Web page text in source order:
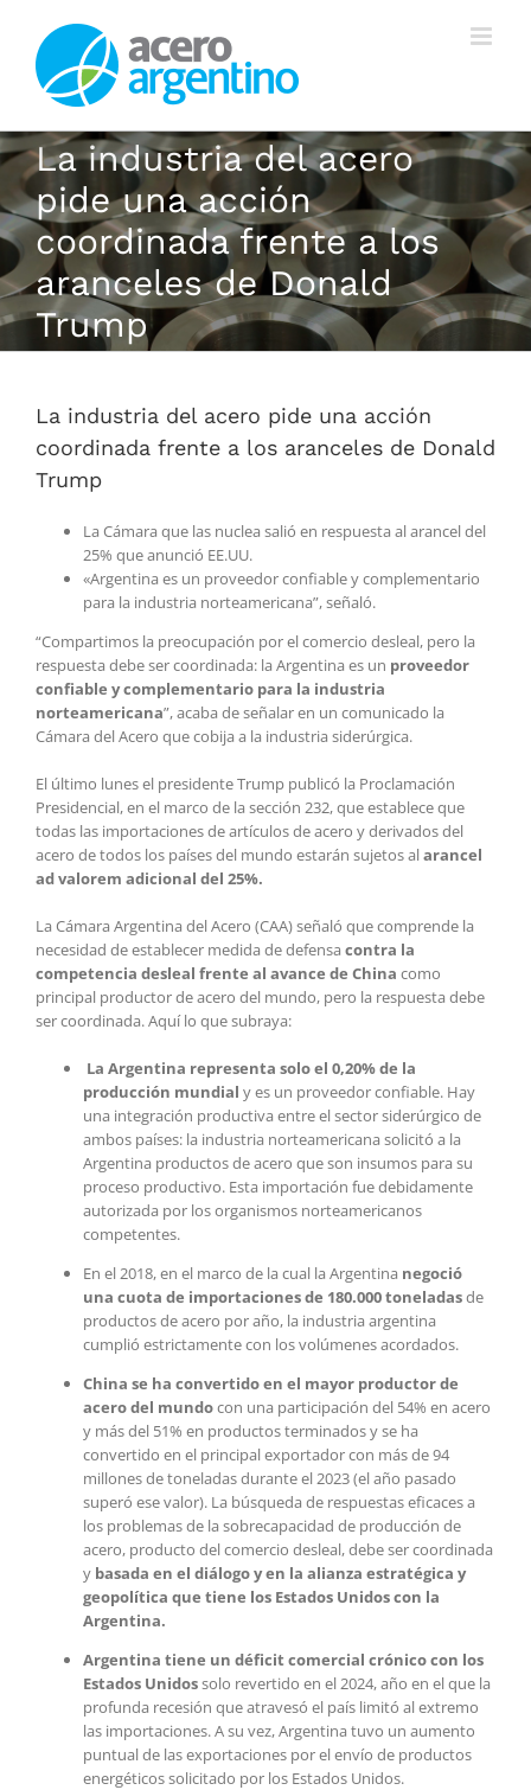
contenido
La industria del acero
pide una acción
coordinada frente a los
aranceles de Donald
Trump
La industria del acero pide una acción
coordinada frente a los aranceles de Donald
Trump
La Cámara que las nuclea salió en respuesta al arancel del
25% que anunció EE.UU.
«Argentina es un proveedor confiable y complementario
para la industria norteamericana”, señaló.
“Compartimos la preocupación por el comercio desleal, pero la
respuesta debe ser coordinada: la Argentina es un proveedor
confiable y complementario para la industria
norteamericana”, acaba de señalar en un comunicado la
Cámara del Acero que cobija a la industria siderúrgica.
El último lunes el presidente Trump publicó la Proclamación
Presidencial, en el marco de la sección 232, que establece que
todas las importaciones de artículos de acero y derivados del
acero de todos los países del mundo estarán sujetos alarancel
ad valorem adicional del 25%.
La Cámara Argentina del Acero (CAA) señaló que comprende la
necesidad de establecer medida de defensa contra la
competencia desleal frente al avance de China como
principal productor de acero del mundo, pero la respuesta debe
ser coordinada. Aquí lo que subraya:
La Argentina representa solo el 0,20% de la
producción mundial y es un proveedor confiable. Hay
una integración productiva entre el sector siderúrgico de
ambos países: la industria norteamericana solicitó a la
Argentina productos de acero que son insumos para su
proceso productivo. Esta importación fue debidamente
autorizada por los organismos norteamericanos
competentes.
En el 2018, en el marco de la cual la Argentina negoció
una cuota de importaciones de 180.000 toneladasde
productos de acero por año, la industria argentina
cumplió estrictamente con los volúmenes acordados.
China se ha convertido en el mayor productor de
acero del mundocon una participación del 54% en acero
y más del 51% en productos terminados y se ha
convertido en el principal exportador con más de 94
millones de toneladas durante el 2023 (el año pasado
superó ese valor). La búsqueda de respuestas eficaces a
los problemas de la sobrecapacidad de producción de
acero, producto del comercio desleal, debe ser coordinada
y basada en el diálogo y en la alianza estratégica y
geopolítica que tiene los Estados Unidos con la
Argentina.
Argentina tiene un déficit comercial crónico con los
Estados Unidossolo revertido en el 2024, año en el que la
profunda recesión que atravesó el país limitó al extremo
las importaciones. A su vez, Argentina tuvo un aumento
puntual de las exportaciones por el envío de productos
energéticos solicitado por los Estados Unidos.